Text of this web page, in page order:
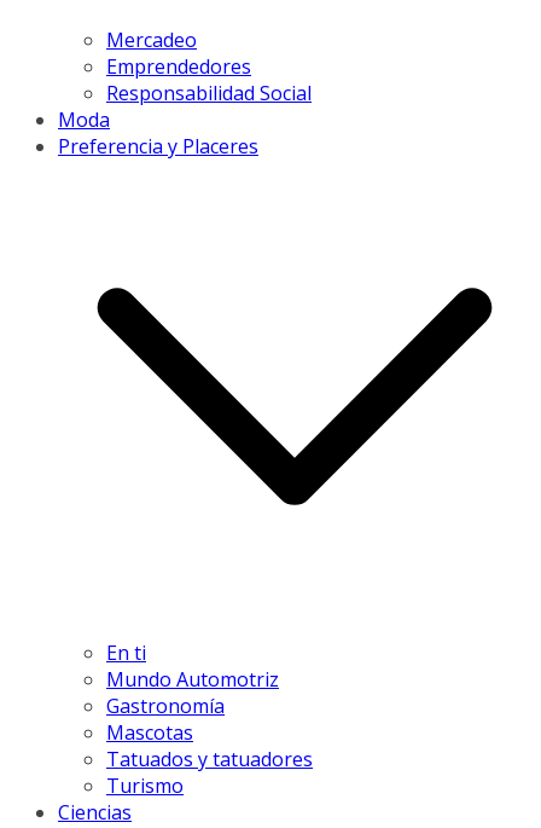
Mercadeo
Emprendedores
Responsabilidad Social
Moda
Preferencia y Placeres
En ti
Mundo Automotriz
Gastronomía
Mascotas
Tatuados y tatuadores
Turismo
Ciencias